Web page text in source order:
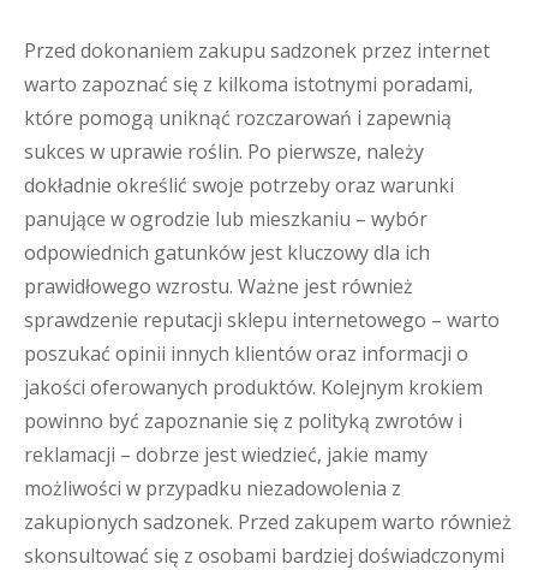
Przed dokonaniem zakupu sadzonek przez internet
warto zapoznać się z kilkoma istotnymi poradami,
które pomogą uniknąć rozczarowań i zapewnią
sukces w uprawie roślin. Po pierwsze, należy
dokładnie określić swoje potrzeby oraz warunki
panujące w ogrodzie lub mieszkaniu – wybór
odpowiednich gatunków jest kluczowy dla ich
prawidłowego wzrostu. Ważne jest również
sprawdzenie reputacji sklepu internetowego – warto
poszukać opinii innych klientów oraz informacji o
jakości oferowanych produktów. Kolejnym krokiem
powinno być zapoznanie się z polityką zwrotów i
reklamacji – dobrze jest wiedzieć, jakie mamy
możliwości w przypadku niezadowolenia z
zakupionych sadzonek. Przed zakupem warto również
skonsultować się z osobami bardziej doświadczonymi